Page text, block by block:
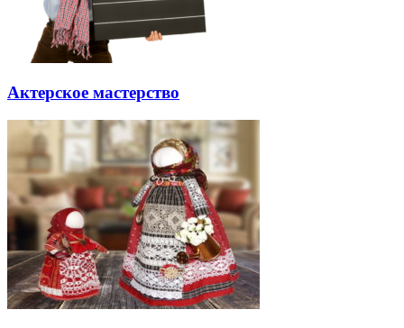
Актерское мастерство